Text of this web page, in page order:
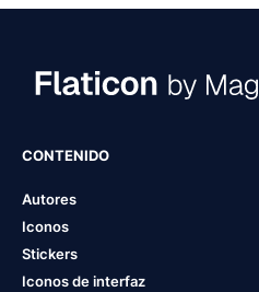
CONTENIDO
Autores
Iconos
Stickers
Iconos de interfaz